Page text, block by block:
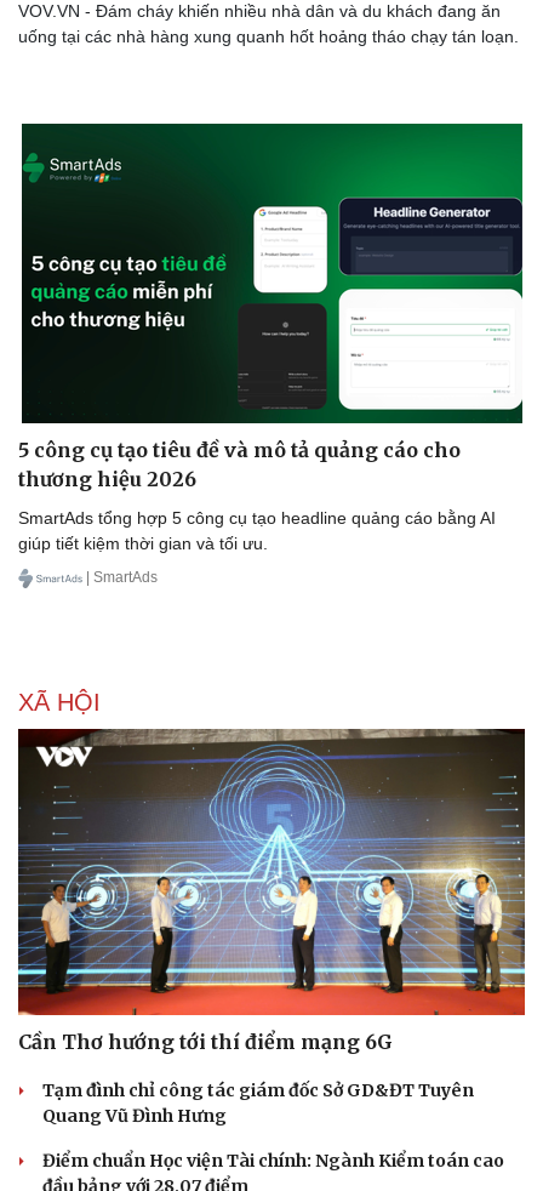
Sức khỏe
Dinh dưỡng - món ngon
Cây thuốc
Sản phụ khoa
Ăn sạch sống khỏe
Nhà đẹp
VOV.VN - Đám cháy khiến nhiều nhà dân và du khách đang ăn
uống tại các nhà hàng xung quanh hốt hoảng tháo chạy tán loạn.
5 công cụ tạo tiêu đề và mô tả quảng cáo cho
thương hiệu 2026
SmartAds tổng hợp 5 công cụ tạo headline quảng cáo bằng AI
giúp tiết kiệm thời gian và tối ưu.
| SmartAds
XÃ HỘI
Cần Thơ hướng tới thí điểm mạng 6G
Tạm đình chỉ công tác giám đốc Sở GD&ĐT Tuyên
Quang Vũ Đình Hưng
Điểm chuẩn Học viện Tài chính: Ngành Kiểm toán cao
đầu bảng với 28,07 điểm